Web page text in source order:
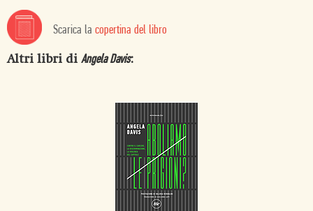
Scarica la copertina del libro
Altri libri di Angela Davis: